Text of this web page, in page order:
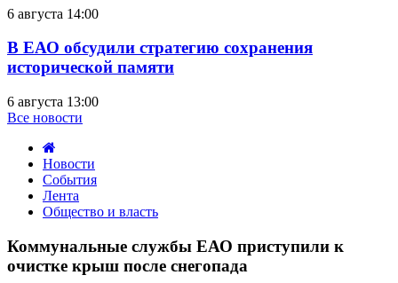
6 августа 14:00
В ЕАО обсудили стратегию сохранения
исторической памяти
6 августа 13:00
Все новости
Новости
События
Лента
Общество и власть
службы
ЕАО
приступили
Коммунальные службы ЕАО приступили к
очистке крыш после снегопада